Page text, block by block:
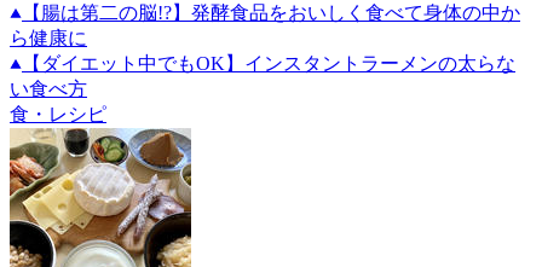
【腸は第二の脳!?】発酵食品をおいしく食べて身体の中か
ら健康に
【ダイエット中でもOK】インスタントラーメンの太らな
い食べ方
食・レシピ